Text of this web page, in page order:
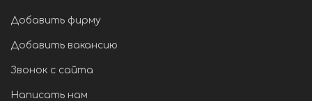
Добавить фирму
Добавить вакансию
Звонок с сайта
Написать нам